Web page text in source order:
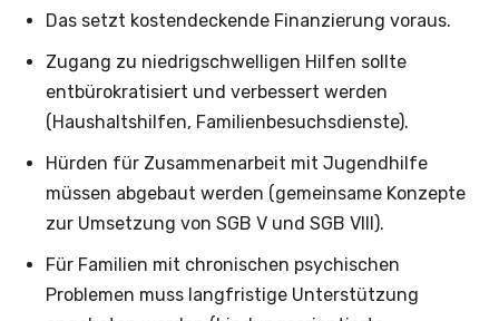
Das setzt kostendeckende Finanzierung voraus.
Zugang zu niedrigschwelligen Hilfen sollte
entbürokratisiert und verbessert werden
(Haushaltshilfen, Familienbesuchsdienste).
Hürden für Zusammenarbeit mit Jugendhilfe
müssen abgebaut werden (gemeinsame Konzepte
zur Umsetzung von SGB V und SGB VIII).
Für Familien mit chronischen psychischen
Problemen muss langfristige Unterstützung